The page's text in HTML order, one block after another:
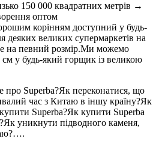
150 000 квадратних метрів →
оптом
корінням доступний у будь-
деяких великих супермаркетів на
на певний розмір.Ми можемо
см у будь-який горщик із великою
про Superba?Як переконатися, що
час з Китаю в іншу країну?Як
Superba?Як купити Superba
уникнути підводного каменя,